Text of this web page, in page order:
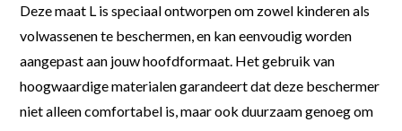
Deze maat L is speciaal ontworpen om zowel kinderen als
volwassenen te beschermen, en kan eenvoudig worden
aangepast aan jouw hoofdformaat. Het gebruik van
hoogwaardige materialen garandeert dat deze beschermer
niet alleen comfortabel is, maar ook duurzaam genoeg om